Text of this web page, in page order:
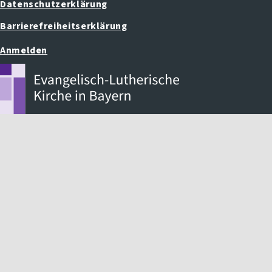
Datenschutzerklärung
Barrierefreiheitserklärung
Benutzermenü
Anmelden